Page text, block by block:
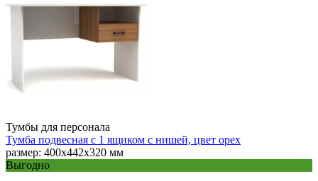
Тумбы для персонала
Тумба подвесная с 1 ящиком с нишей, цвет орех
размер: 400x442x320 мм
Выгодно